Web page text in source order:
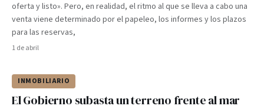
oferta y listo». Pero, en realidad, el ritmo al que se lleva a cabo una
venta viene determinado por el papeleo, los informes y los plazos
para las reservas,
1 de abril
INMOBILIARIO
El Gobierno subasta un terreno frente al mar